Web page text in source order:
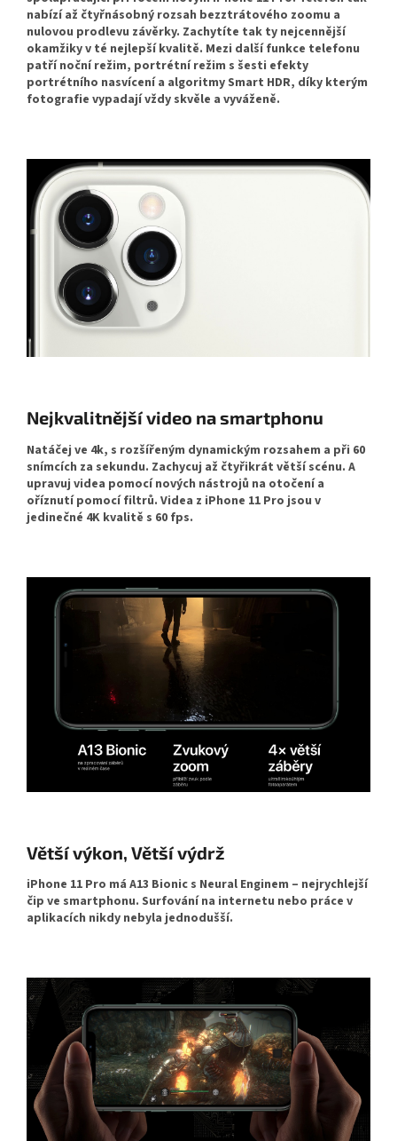
nabízí až čtyřnásobný rozsah bezztrátového zoomu a
nulovou prodlevu závěrky. Zachytíte tak ty nejcennější
okamžiky v té nejlepší kvalitě. Mezi další funkce telefonu
patří noční režim, portrétní režim s šesti efekty
portrétního nasvícení a algoritmy Smart HDR, díky kterým
fotografie vypadají vždy skvěle a vyváženě.
Nejkvalitnější video na smartphonu
Natáčej ve 4k, s rozšířeným dynamickým rozsahem a při 60
snímcích za sekundu. Zachycuj až čtyřikrát větší scénu. A
upravuj videa pomocí nových nástrojů na otočení a
oříznutí pomocí filtrů. Videa z iPhone 11 Pro jsou v
jedinečné 4K kvalitě s 60 fps.
Větší výkon, Větší výdrž
iPhone 11 Pro má A13 Bionic s Neural Enginem – nejrychlejší
čip ve smartphonu. Surfování na internetu nebo práce v
aplikacích nikdy nebyla jednodušší.